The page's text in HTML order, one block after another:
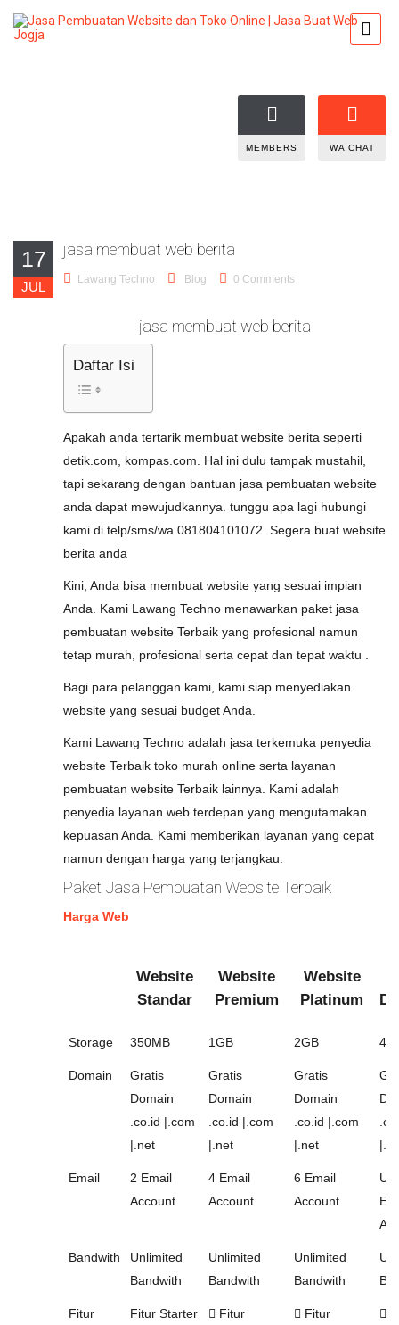
MEMBERS WA CHAT
17
JUL
jasa membuat web berita
Lawang Techno Blog 0 Comments
jasa membuat web berita
Daftar Isi
Apakah anda tertarik membuat website berita seperti
detik.com, kompas.com. Hal ini dulu tampak mustahil,
tapi sekarang dengan bantuan jasa pembuatan website
anda dapat mewujudkannya. tunggu apa lagi hubungi
kami di telp/sms/wa 081804101072. Segera buat website
berita anda
Kini, Anda bisa membuat website yang sesuai impian
Anda. Kami Lawang Techno menawarkan paket jasa
pembuatan website Terbaik yang profesional namun
tetap murah, profesional serta cepat dan tepat waktu .
Bagi para pelanggan kami, kami siap menyediakan
website yang sesuai budget Anda.
Kami Lawang Techno adalah jasa terkemuka penyedia
website Terbaik toko murah online serta layanan
pembuatan website Terbaik lainnya. Kami adalah
penyedia layanan web terdepan yang mengutamakan
kepuasan Anda. Kami memberikan layanan yang cepat
namun dengan harga yang terjangkau.
Paket Jasa Pembuatan Website Terbaik
Harga Web
Website
Standar
Website
Premium
Website
Platinum
Storage 350MB 1GB 2GB
Domain
Gratis
Domain
.co.id |.com
|.net
Gratis
Domain
.co.id |.com
|.net
Gratis
Domain
.co.id |.com
|.net
Email
2 Email
Account
4 Email
Account
6 Email
Account
Bandwith
Unlimited
Bandwith
Unlimited
Bandwith
Unlimited
Bandwith
Fitur Fitur Starter
Fitur
Fitur